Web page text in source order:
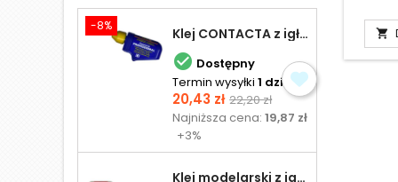
-8% Klej CONTACTA z igłą do plastiku 25,0 g
 Dostępny
Termin wysyłki 1 dzień
Cena
20,43 zł Cena
podstawowa
22,20 zł
Najniższa cena:19,87 zł
+3%
Klej modelarski z igłą 30 ml
